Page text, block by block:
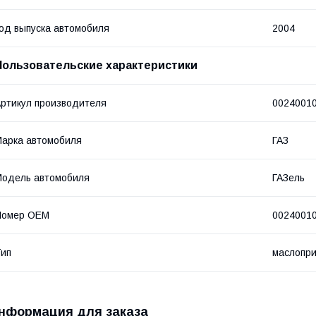
выпуска автомобиля 2004
характеристики
производителя
автомобиля ГАЗ
автомобиля ГАЗель
OEM
для заказа